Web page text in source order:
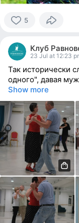
5
people
reacted
23 Jul at 12:23
Так исторически
одного", давая
Show more